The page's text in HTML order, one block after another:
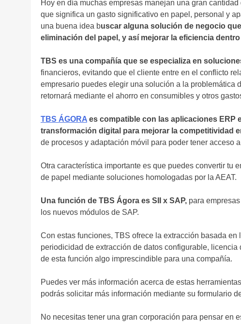
Hoy en día muchas empresas manejan una gran
que significa un gasto significativo en papel, personal y
una buena idea buscar alguna solución de negocio
eliminación del papel, y así mejorar la eficiencia
TBS es una compañía que se especializa en
financieros, evitando que el cliente entre en el conflicto
empresario puedes elegir una solución a la problemática
retornará mediante el ahorro en consumibles y otros
TBS ÁGORA es compatible con las aplicaciones ERP
transformación digital para mejorar la competitividad
de procesos y adaptación móvil para poder tener acceso
Otra característica importante es que puedes convertir tu
de papel mediante soluciones homologadas por la AEAT.
Una función de TBS Ágora es SII x SAP, para
los nuevos módulos de SAP.
Con estas funciones, TBS ofrece la extracción basada
periodicidad de extracción de datos configurable,
de esta función algo imprescindible para una compañía.
Puedes ver más información acerca de estas
podrás solicitar más información mediante su formulario
No necesitas tener una gran corporación para pensar en